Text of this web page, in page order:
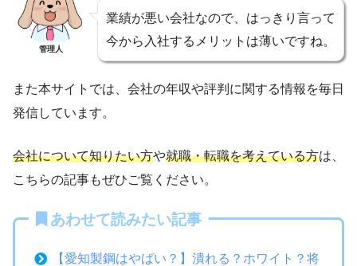
管理人
業績が悪い会社なので、はっきり言って
今から入社するメリットは薄いですね。
また本サイトでは、会社の年収や評判に関する情報を毎日
発信しています。
会社について知りたい方や就職・転職を考えている方は、
こちらの記事もぜひご覧ください。
あわせて読みたい記事
【愛知製鋼はやばい？】潰れる？ホワイト？将